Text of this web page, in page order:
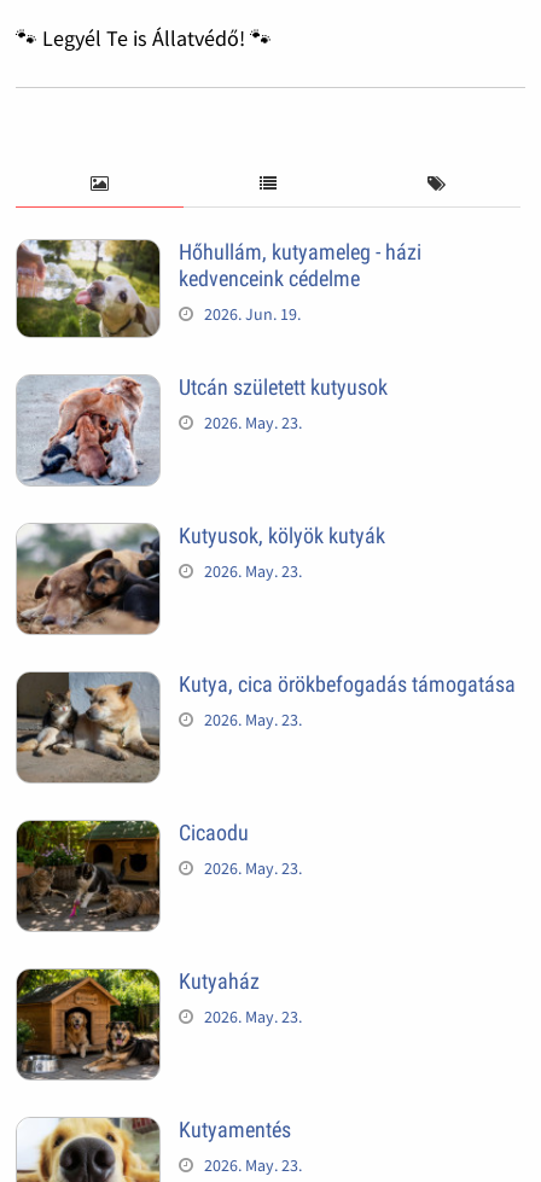
🐾 Legyél Te is Állatvédő! 🐾
Hőhullám, kutyameleg - házi
kedvenceink cédelme
2026. Jun. 19.
Utcán született kutyusok
2026. May. 23.
Kutyusok, kölyök kutyák
2026. May. 23.
Kutya, cica örökbefogadás támogatása
2026. May. 23.
Cicaodu
2026. May. 23.
Kutyaház
2026. May. 23.
Kutyamentés
2026. May. 23.